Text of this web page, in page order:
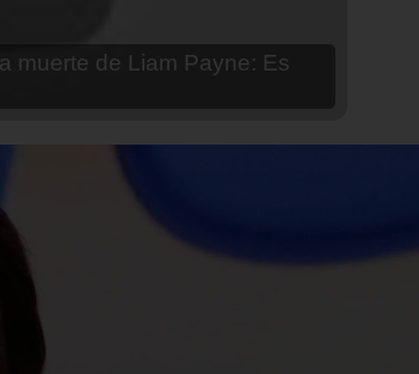
que le hizo a su hija Aria